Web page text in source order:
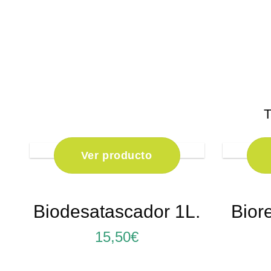
Ver producto
Biodesatascador 1L.
15,50€